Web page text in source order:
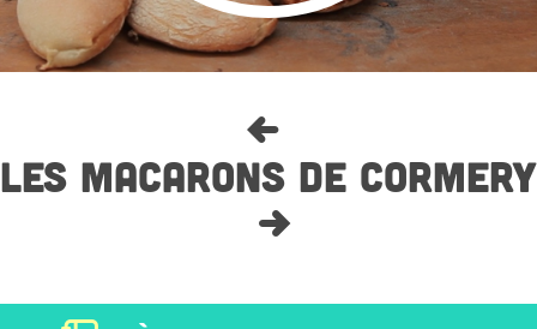
LES MACARONS DE CORMERY